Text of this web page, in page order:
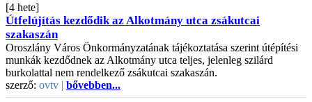
[4 hete]
Útfelújítás kezdődik az Alkotmány utca zsákutcai
szakaszán
Oroszlány Város Önkormányzatának tájékoztatása szerint útépítési
munkák kezdődnek az Alkotmány utca teljes, jelenleg szilárd
burkolattal nem rendelkező zsákutcai szakaszán.
szerző: ovtv | bővebben...